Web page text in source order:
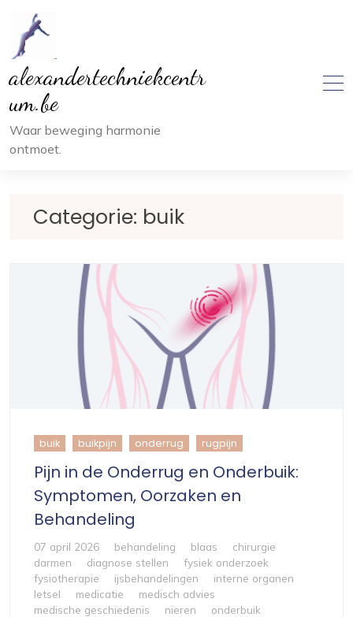
inhoud
alexandertechniekcentr
um.be
Waar beweging harmonie
ontmoet.
Categorie: buik
buik buikpijn onderrug rugpijn
Pijn in de Onderrug en Onderbuik:
Symptomen, Oorzaken en
Behandeling
07 april 2026 behandeling blaas
chirurgie
darmen
diagnose stellen
fysiek onderzoek
fysiotherapie
ijsbehandelingen
interne organen
letsel
medicatie
medisch advies
medische geschiedenis
nieren
onderbuik